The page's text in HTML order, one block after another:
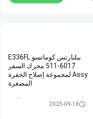
بيلبارتس كوماتسو E336FL
511-6017 محرك السفر
Assy لمجموعة إصلاح الحفرة
المصغرة
السفر موتور آسى2025-09-18